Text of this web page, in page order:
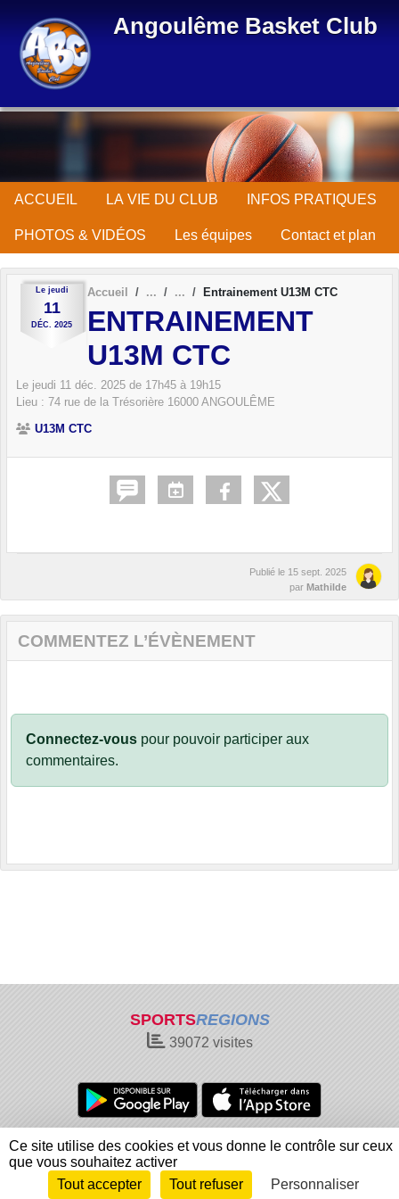
Angoulême Basket Club
ACCUEIL LA VIE DU CLUB INFOS PRATIQUES
PHOTOS & VIDÉOS Les équipes Contact et plan
Le jeudi
11
DÉC. 2025
Accueil Entrainement U13M CTC
ENTRAINEMENT
U13M CTC
Le jeudi 11 déc. 2025 de 17h45 à 19h15
Lieu : 74 rue de la Trésorière 16000 ANGOULÊME
U13M CTC
Publié le 15 sept. 2025
par Mathilde
COMMENTEZ L’ÉVÈNEMENT
Connectez-vous pour pouvoir participer aux
commentaires.
SPORTSREGIONS
39072 visites
Charte cookies
Gestion des cookies
Informations légales
Signaler un contenu inapproprié
Envie de participer ?
Connexion
Ce site utilise des cookies et vous donne le contrôle sur ceux
que vous souhaitez activer
Tout accepter
Tout refuser Personnaliser